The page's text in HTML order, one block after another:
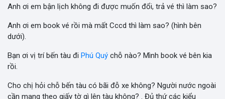
Anh ơi em bận lịch không đi được muốn đổi, trả vé thì làm sao?
Anh ơi em book vé rồi mà mất Cccd thì làm sao? (hình bên
dưới).
Bạn ơi vị trí bến tàu đi Phú Quý chỗ nào? Mình book vé bên kia
rồi.
Cho chị hỏi chỗ bến tàu có bãi đỗ xe không? Người nước ngoài
cần mang theo giấy tờ gì lên tàu không? . Đủ thứ các kiểu